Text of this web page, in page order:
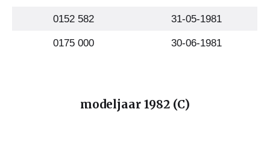
0152 582 31-05-1981
0175 000 30-06-1981
modeljaar 1982 (C)